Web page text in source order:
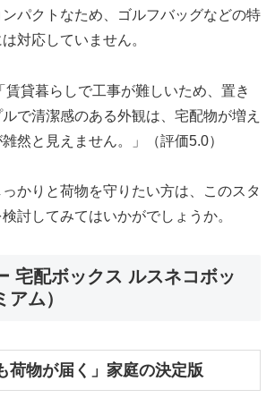
ンパクトなため、ゴルフバッグなどの特
対応していません。
賃貸暮らしで工事が難しいため、置き
で清潔感のある外観は、宅配物が増え
然と見えません。」（評価5.0）
かりと荷物を守りたい方は、このスタ
討してみてはいかがでしょうか。
宅配ボックス ルスネコボッ
ム）
荷物が届く」家庭の決定版